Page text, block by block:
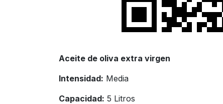
Aceite de oliva extra virgen
Intensidad: Media
Capacidad: 5 Litros